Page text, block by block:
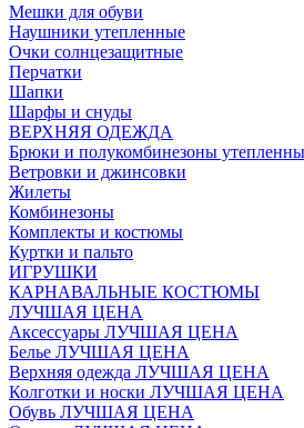
Мешки для обуви
Наушники утепленные
Очки солнцезащитные
Перчатки
Шапки
Шарфы и снуды
ВЕРХНЯЯ ОДЕЖДА
Брюки и полукомбинезоны
Ветровки и джинсовки
Жилеты
Комбинезоны
Комплекты и костюмы
Куртки и пальто
ИГРУШКИ
КАРНАВАЛЬНЫЕ КОСТЮМЫ
ЛУЧШАЯ ЦЕНА
Аксессуары ЛУЧШАЯ ЦЕНА
Белье ЛУЧШАЯ ЦЕНА
Верхняя одежда ЛУЧШАЯ ЦЕНА
Колготки и носки ЛУЧШАЯ ЦЕНА
Обувь ЛУЧШАЯ ЦЕНА